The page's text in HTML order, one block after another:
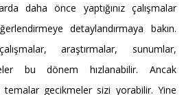
daha önce yaptığınız çalışmalar
detaylandırmaya bakın.
araştırmalar, sunumlar,
bu dönem hızlanabilir. Ancak
gecikmeler sizi yorabilir. Yine